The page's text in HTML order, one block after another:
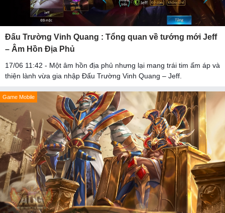
Đấu Trường Vinh Quang : Tổng quan về tướng mới Jeff
– Âm Hồn Địa Phủ
17/06 11:42 - Một âm hồn địa phủ nhưng lại mang trái tim ấm áp và
thiện lành vừa gia nhập Đấu Trường Vinh Quang – Jeff.
Game Mobile